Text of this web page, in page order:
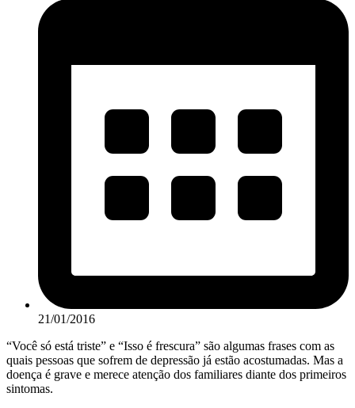
21/01/2016
“Você só está triste” e “Isso é frescura” são algumas frases com as
quais pessoas que sofrem de depressão já estão acostumadas. Mas a
doença é grave e merece atenção dos familiares diante dos primeiros
sintomas.